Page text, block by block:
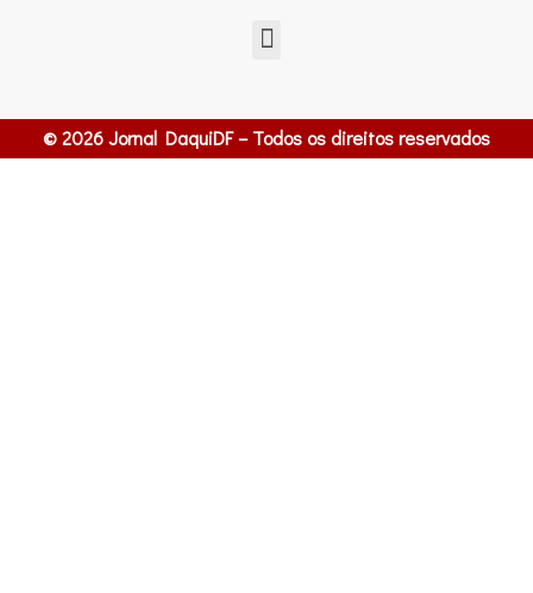
© 2026 Jornal DaquiDF – Todos os direitos reservados